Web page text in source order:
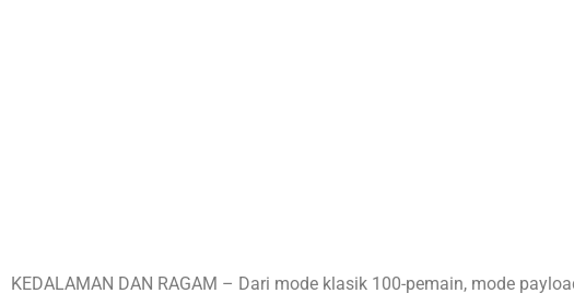
KEDALAMAN DAN RAGAM – Dari mode klasik 100-pemain, mode